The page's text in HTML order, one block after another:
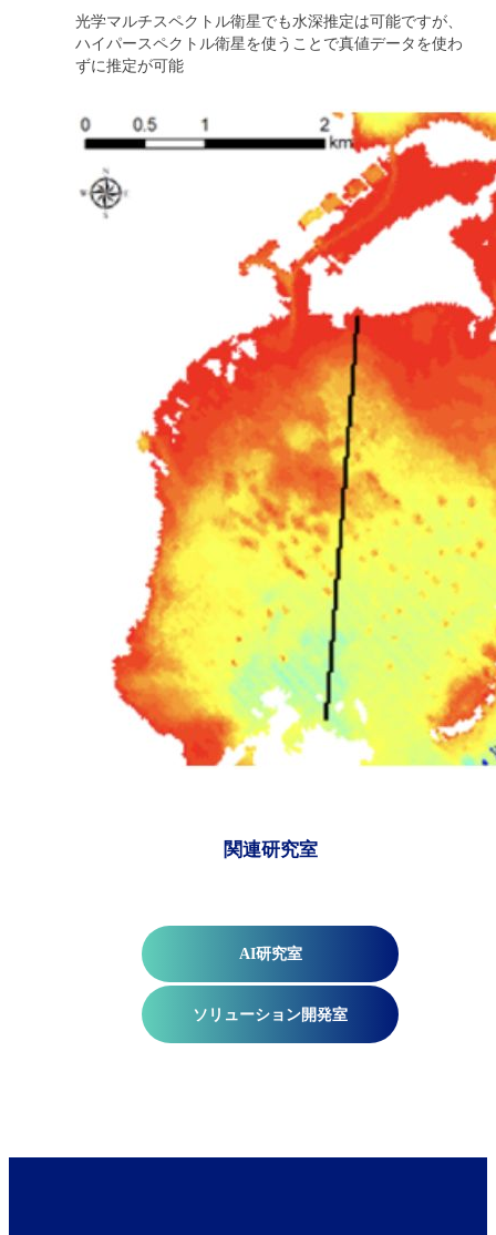
光学マルチスペクトル衛星でも水深推定は可能ですが、
ハイパースペクトル衛星を使うことで真値データを使わ
ずに推定が可能
関連研究室
AI研究室
ソリューション開発室